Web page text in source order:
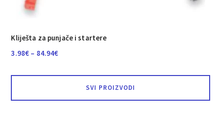
Kliješta za punjače i startere
3.98€ – 84.94€Raspon
od
do
SVI PROIZVODI